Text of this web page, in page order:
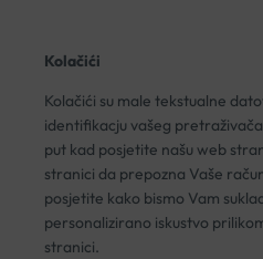
Kolačići
Kolačići su male tekstualne
identifikacju vašeg
put kad posjetite našu web
stranici da prepozna Vaše
posjetite kako bismo Vam
personalizirano iskustvo
stranici.